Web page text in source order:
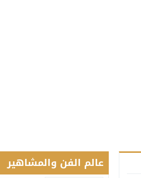
عالم الفن والمشاهير